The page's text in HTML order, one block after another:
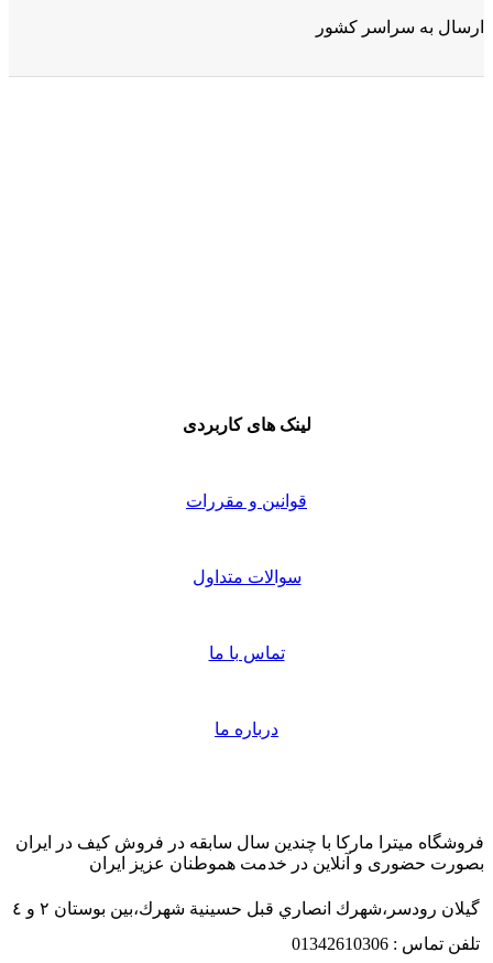
ارسال به سراسر کشور
لینک های کاربردی
قوانین و مقررات
سوالات متداول
تماس با ما
درباره ما
فروشگاه میترا مارکا با چندین سال سابقه در فروش کیف در ایران
بصورت حضوری و آنلاین در خدمت هموطنان عزیز ایران
گيلان رودسر،شهرك انصاري قبل حسينية شهرك،بين بوستان ٢ و ٤
تلفن تماس : 01342610306